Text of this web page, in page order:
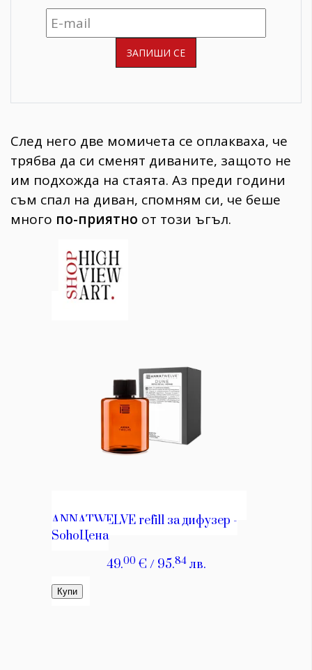
След него две момичета се оплакваха, че
трябва да си сменят диваните, защото не
им подхожда на стаята. Аз преди години
съм спал на диван, спомням си, че беше
много по-приятно от този ъгъл.